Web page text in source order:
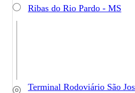
Ribas do Rio Pardo - MS
Terminal Rodoviário São